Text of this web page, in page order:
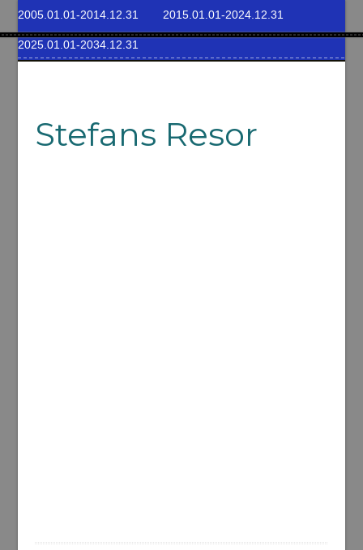
2005.01.01-2014.12.31 2015.01.01-2024.12.31
2025.01.01-2034.12.31
Stefans Resor